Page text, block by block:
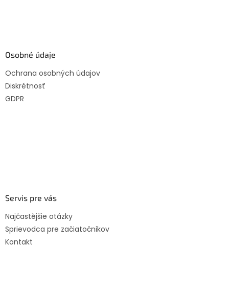
Osobné údaje
Ochrana osobných údajov
Diskrétnosť
GDPR
Servis pre vás
Najčastějšie otázky
Sprievodca pre začiatočnikov
Kontakt